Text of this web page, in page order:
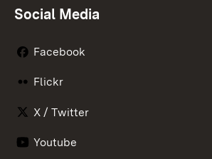
Social Media
Facebook
Flickr
X / Twitter
Youtube